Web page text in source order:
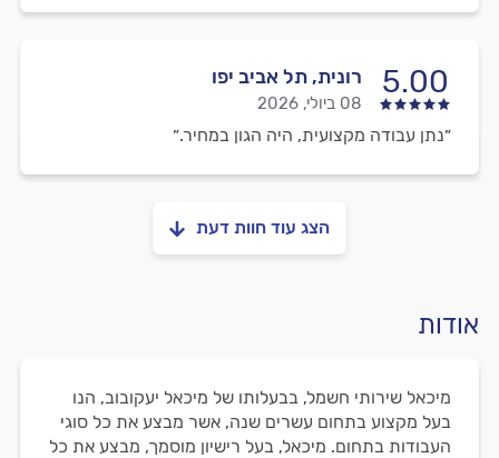
5.00 רונית, תל אביב יפו
08 ביולי, 2026
״נתן עבודה מקצועית, היה הגון במחיר.״
הצג עוד חוות דעת
אודות
מיכאל שירותי חשמל, בבעלותו של מיכאל יעקובוב, הנו
בעל מקצוע בתחום עשרים שנה, אשר מבצע את כל סוגי
העבודות בתחום. מיכאל, בעל רישיון מוסמך, מבצע את כל